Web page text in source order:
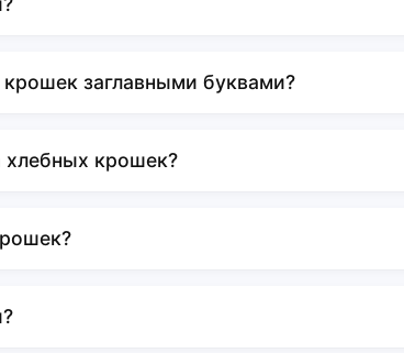
заглавными буквами?
крошек?